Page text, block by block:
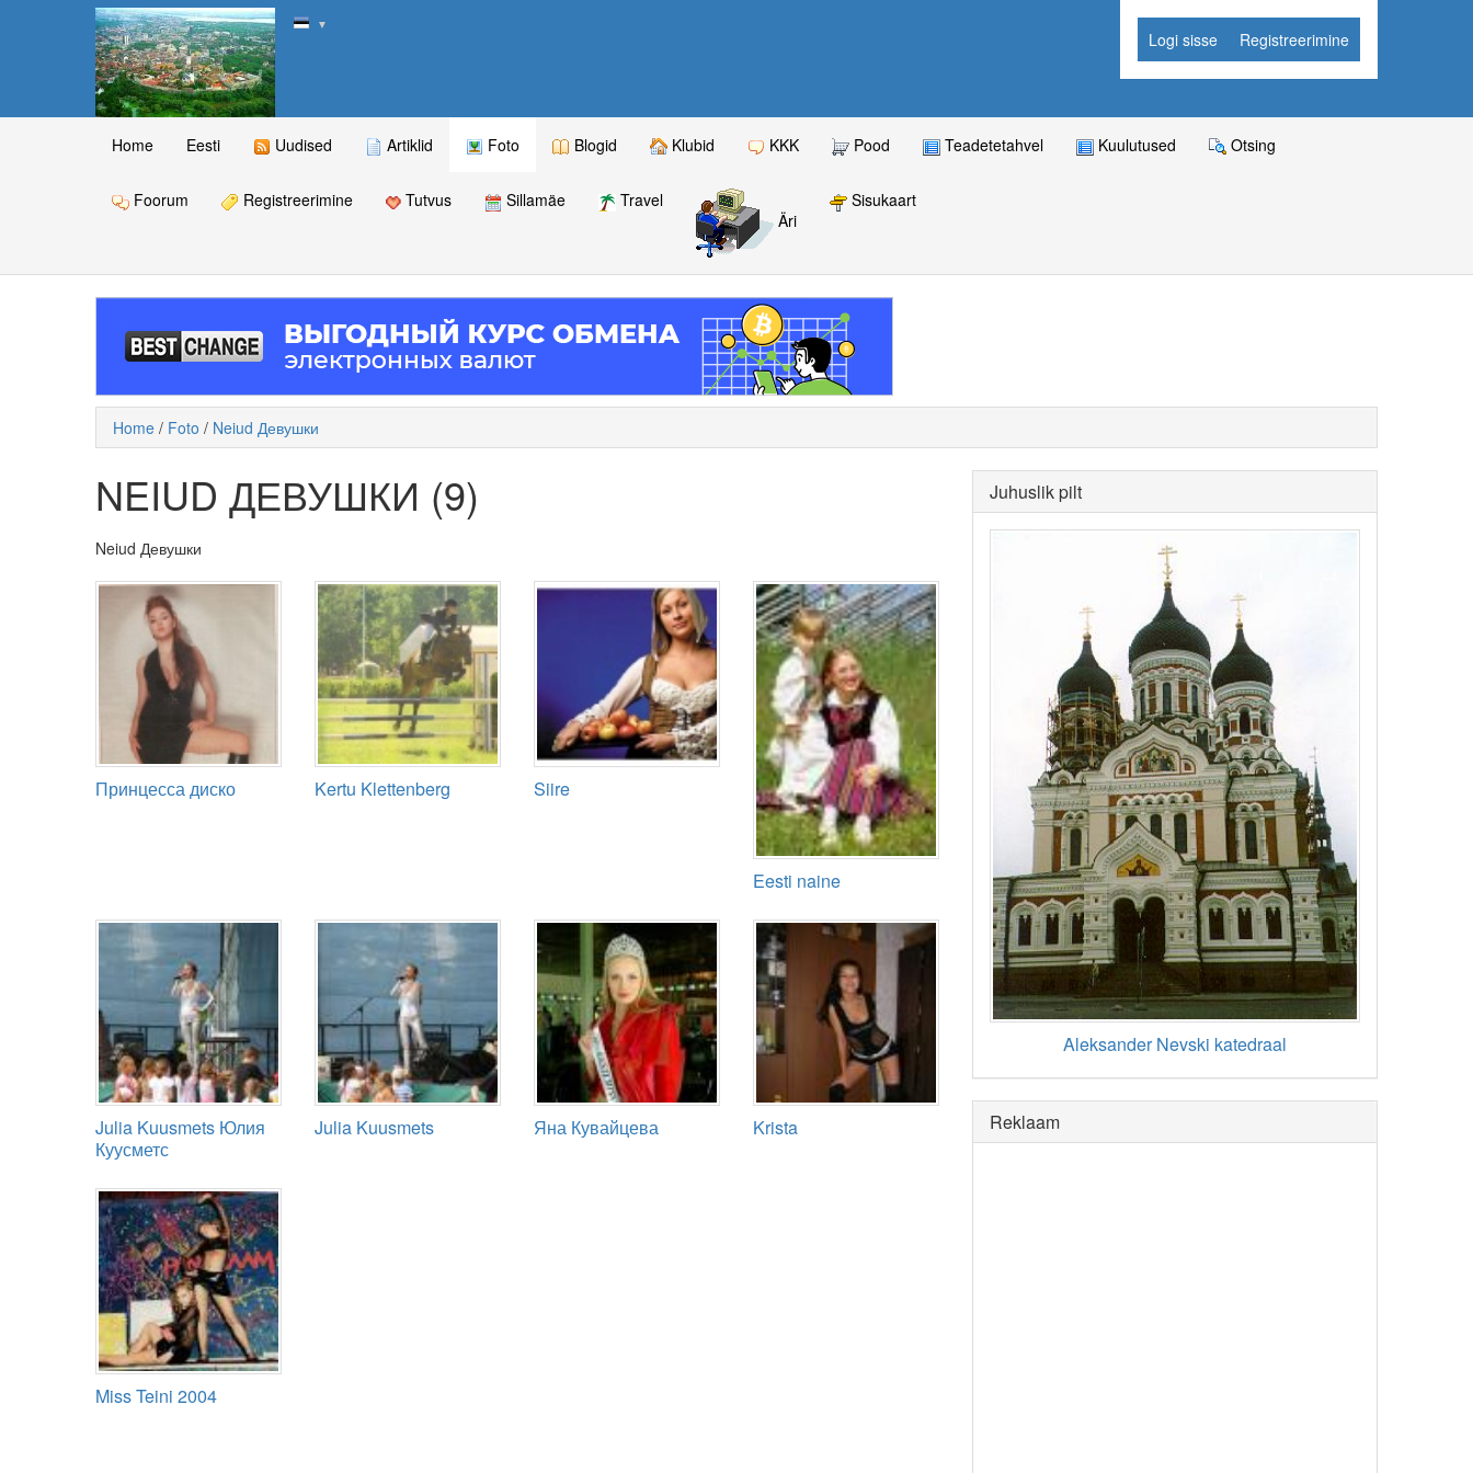
▼
Logi sisse Registreerimine
Home Eesti Uudised Artiklid Foto Blogid Klubid KKK Pood Teadetetahvel Kuulutused Otsing
Foorum Registreerimine Tutvus Sillamäe
Travel
Äri
Sisukaart
Home / Foto / Neiud Девушки
NEIUD ДЕВУШКИ (9)
Neiud Девушки
Принцесса диско Kertu Klettenberg Siire
Eesti naine
Julia Kuusmets Юлия
Куусметс
Julia Kuusmets Яна Кувайцева Krista
Miss Teini 2004
Juhuslik pilt
Aleksander Nevski katedraal
Reklaam